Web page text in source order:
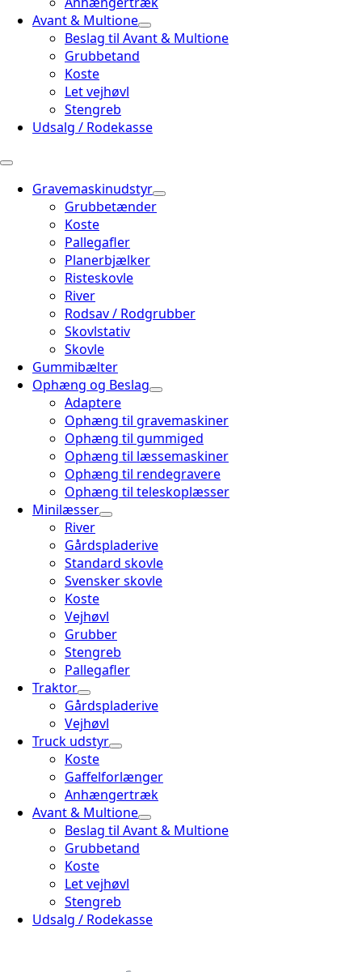
Avant & Multione
Beslag til Avant & Multione
Grubbetand
Koste
Let vejhøvl
Stengreb
Udsalg / Rodekasse
Gravemaskinudstyr
Grubbetænder
Koste
Pallegafler
Planerbjælker
Risteskovle
River
Rodsav / Rodgrubber
Skovlstativ
Skovle
Gummibælter
Ophæng og Beslag
Adaptere
Ophæng til gravemaskiner
Ophæng til gummiged
Ophæng til læssemaskiner
Ophæng til rendegravere
Ophæng til teleskoplæsser
Minilæsser
River
Gårdspladerive
Standard skovle
Svensker skovle
Koste
Vejhøvl
Grubber
Stengreb
Pallegafler
Traktor
Gårdspladerive
Vejhøvl
Truck udstyr
Koste
Gaffelforlænger
Anhængertræk
Avant & Multione
Beslag til Avant & Multione
Grubbetand
Koste
Let vejhøvl
Stengreb
Udsalg / Rodekasse